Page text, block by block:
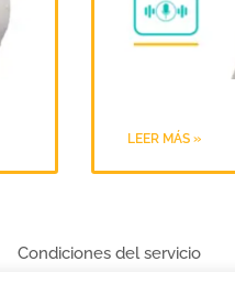
LEER MÁS »
Condiciones del servicio